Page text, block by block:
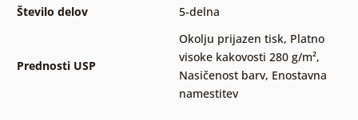
Število delov
5-delna
Prednosti USP
Okolju prijazen tisk, Platno
visoke kakovosti 280 g/m²,
Nasičenost barv, Enostavna
namestitev